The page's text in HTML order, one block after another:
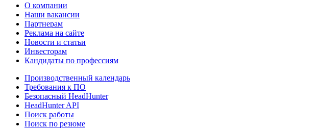
О компании
Наши вакансии
Партнерам
Реклама на сайте
Новости и статьи
Инвесторам
Кандидаты по профессиям
Производственный календарь
Требования к ПО
Безопасный HeadHunter
HeadHunter API
Поиск работы
Поиск по резюме